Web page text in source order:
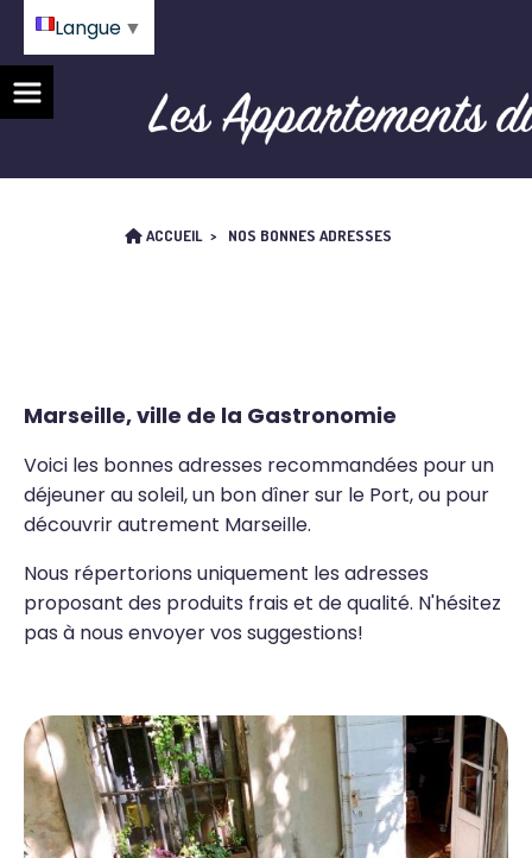
ACCUEIL NOS BONNES ADRESSES
Marseille, ville de la Gastronomie
Voici les bonnes adresses recommandées pour un
déjeuner au soleil, un bon dîner sur le Port, ou pour
découvrir autrement Marseille.
Nous répertorions uniquement les adresses
proposant des produits frais et de qualité. N'hésitez
pas à nous envoyer vos suggestions!
Langue ▼